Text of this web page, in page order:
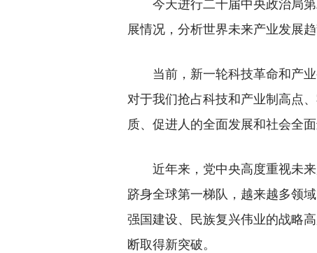
展情况，分析世界未来产业发展
当前，新一轮科技革命和产业
对于我们抢占科技和产业制高点
质、促进人的全面发展和社会全
近年来，党中央高度重视未来
跻身全球第一梯队，越来越多领
强国建设、民族复兴伟业的战略
断取得新突破。